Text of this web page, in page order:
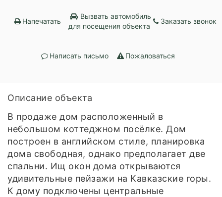
Напечатать
Вызвать автомобиль
для посещения объекта
Заказать звонок
Написать письмо Пожаловаться
Описание объекта
В продаже дом расположенный в
небольшом коттеджном посёлке. Дом
построен в английском стиле, планировка
дома свободная, однако предполагает две
спальни. Ищ окон дома открываются
удивительные пейзажи на Кавказские горы.
К дому подключены центральные